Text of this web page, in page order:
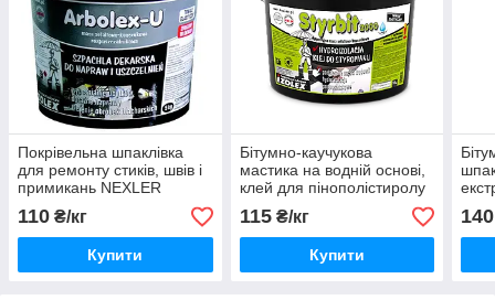
Покрівельна шпаклівка
для ремонту стиків, швів і
примикань NEXLER
ARBOLEX U
110 ₴/кг
Купити
Бітумно-каучукова
мастика на водній основі,
клей для пінополістиролу
NEXLER STYRBIT 2000
115₴/кг
Купити
140